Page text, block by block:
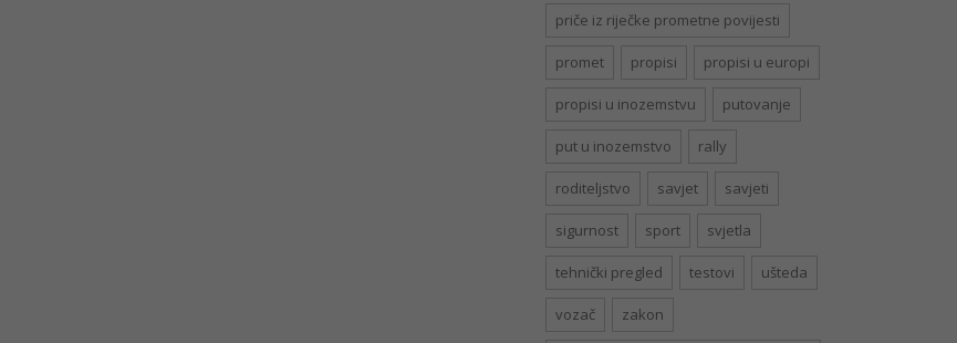
priče iz riječke prometne povijesti
promet propisi propisi u europi
propisi u inozemstvu putovanje
put u inozemstvo rally
roditeljstvo savjet savjeti
sigurnost sport svjetla
tehnički pregled testovi ušteda
vozač zakon